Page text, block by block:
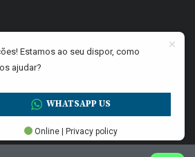
Estamos ao seu dispor, como
ajudar?
WHATSAPP US
Online | Privacy policy